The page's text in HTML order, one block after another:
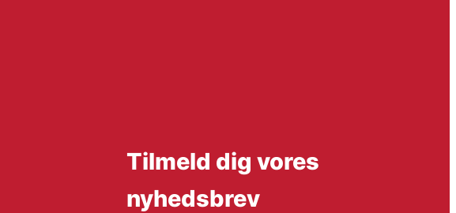
Tilmeld dig vores
nyhedsbrev